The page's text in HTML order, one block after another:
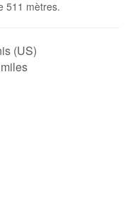
511 mètres.
(US)